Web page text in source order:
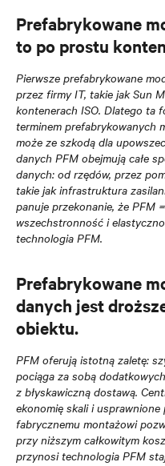
Prefabrykowane
to po prostu
Pierwsze prefabrykowane
przez firmy IT, takie jak Sun
kontenerach ISO. Dlatego ta
terminem prefabrykowanych
może ze szkodą dla
danych PFM obejmują całe
danych: od rzędów, przez
takie jak infrastruktura
panuje przekonanie, że PFM
wszechstronność i
technologia PFM.
Prefabrykowane
danych jest
obiektu.
PFM oferują istotną zaletę:
pociąga za sobą
z błyskawiczną dostawą.
ekonomię skali i
fabrycznemu montażowi
przy niższym całkowitym
przynosi technologia PFM